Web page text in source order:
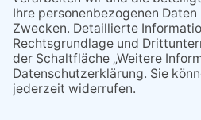
Gelbe
über den
04.02.2026
von Gelber